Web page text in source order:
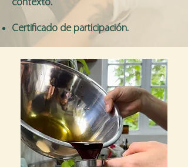
contexto.
Certificado de participación.